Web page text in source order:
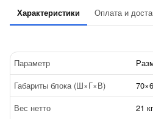
Характеристики Оплата и
Параметр
Габариты блока (Ш×Г×В)
Вес нетто
21 кг